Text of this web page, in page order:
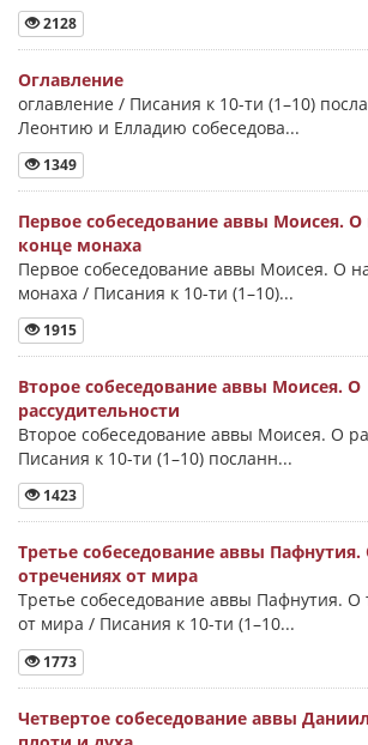
2128
Оглавление
оглавление / Писания к 10-ти (1–10)
Леонтию и Елладию собеседова...
1349
Первое собеседование аввы Моисея.
конце монаха
Первое собеседование аввы Моисея. О
монаха / Писания к 10-ти (1–10)...
1915
Второе собеседование аввы Моисея. О
рассудительности
Второе собеседование аввы Моисея. О
Писания к 10-ти (1–10) посланн...
1423
Третье собеседование аввы Пафнутия.
отречениях от мира
Третье собеседование аввы Пафнутия. О
от мира / Писания к 10-ти (1–10...
1773
Четвертое собеседование аввы